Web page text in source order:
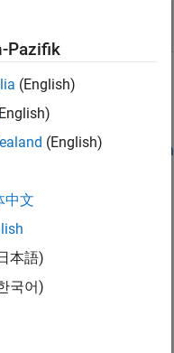
Abzeichen anzeigen
Pazifik
(English)
(English)
中文
本語)
국어)